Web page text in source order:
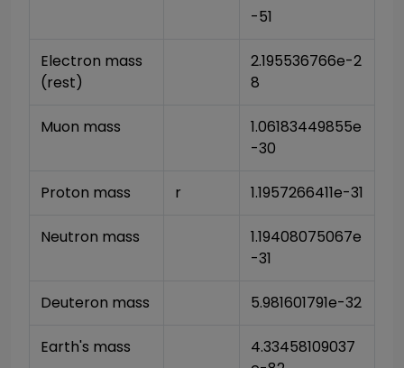
-51
Electron mass
(rest)
2.195536766e-2
8
Muon mass
1.06183449855e
-30
Proton mass r 1.1957266411e-31
Neutron mass
1.19408075067e
-31
Deuteron mass 5.981601791e-32
Earth's mass
4.33458109037